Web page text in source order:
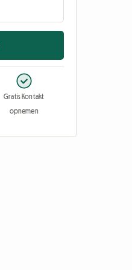
Gratis Kontakt
opnemen